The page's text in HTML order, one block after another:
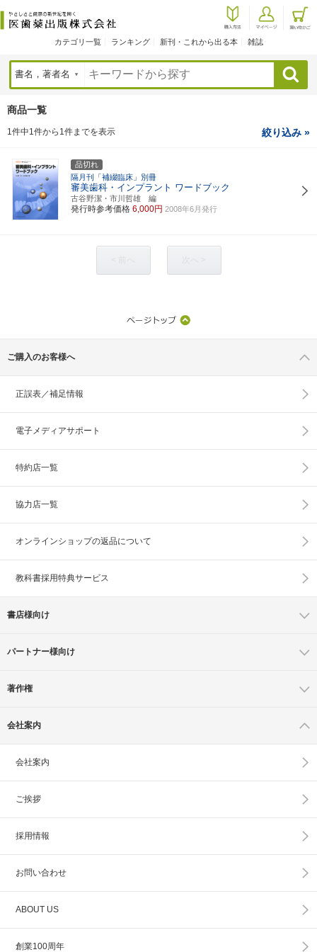
カテゴリ一覧 ランキング 新刊・これから出る本 雑誌
検索
商品一覧
1件中1件から1件までを表示 絞り込み »
品切れ
隔月刊「補綴臨床」別冊
審美歯科・インプラント ワードブック
古谷野潔・市川哲雄 編
発行時参考価格 6,000円 2008年6月発行
ご購入のお客様へ
正誤表／補足情報
電子メディアサポート
特約店一覧
協力店一覧
オンラインショップの返品について
教科書採用特典サービス
書店様向け
パートナー様向け
著作権
会社案内
会社案内
ご挨拶
採用情報
お問い合わせ
ABOUT US
創業100周年